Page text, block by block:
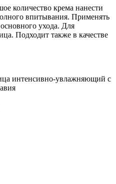
количество крема нанести
впитывания. Применять
ухода. Для
Подходит также в качестве
интенсивно-увлажняющий с